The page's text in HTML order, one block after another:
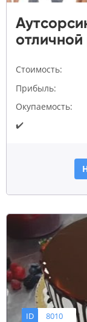
Стоимость:
Прибыль:
Окупаемость:
✔️
ID 8010